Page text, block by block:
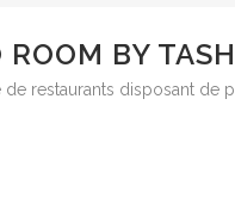
BY
de restaurants disposant